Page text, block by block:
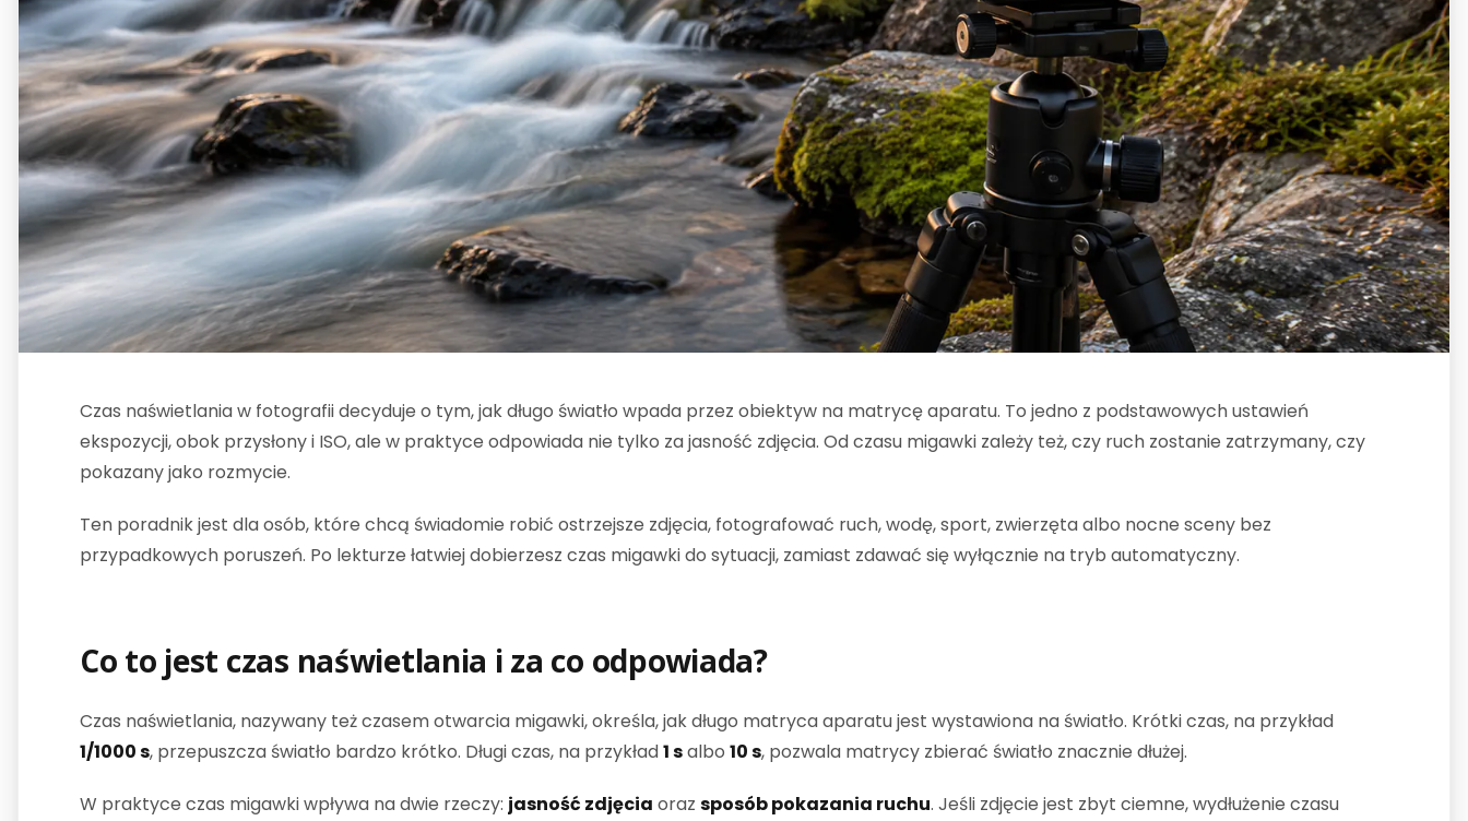
Czas naświetlania w fotografii decyduje o tym, jak długo światło wpada przez obiektyw na matrycę aparatu. To jedno z podstawowych ustawień
ekspozycji, obok przysłony i ISO, ale w praktyce odpowiada nie tylko za jasność zdjęcia. Od czasu migawki zależy też, czy ruch zostanie zatrzymany, czy
pokazany jako rozmycie.
Ten poradnik jest dla osób, które chcą świadomie robić ostrzejsze zdjęcia, fotografować ruch, wodę, sport, zwierzęta albo nocne sceny bez
przypadkowych poruszeń. Po lekturze łatwiej dobierzesz czas migawki do sytuacji, zamiast zdawać się wyłącznie na tryb automatyczny.
Co to jest czas naświetlania i za co odpowiada?
Czas naświetlania, nazywany też czasem otwarcia migawki, określa, jak długo matryca aparatu jest wystawiona na światło. Krótki czas, na przykład
1/1000 s, przepuszcza światło bardzo krótko. Długi czas, na przykład1 salbo 10 s, pozwala matrycy zbierać światło znacznie dłużej.
W praktyce czas migawki wpływa na dwie rzeczy: jasność zdjęcia oraz sposób pokazania ruchu. Jeśli zdjęcie jest zbyt ciemne, wydłużenie czasu